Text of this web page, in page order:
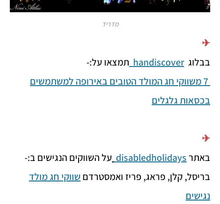
מדריד
✈
בבלוגhandiscover תמצאו על:-
7 משווקי חג המולד הטובים באירופה למשתמשים
בכסאות גלגלים
✈
באתרdisabledholidays על השווקים הנגישים ב:-
בריסל, קלן, פראג, פריז ואמסטרדם שווקי חג מולד
נגישים